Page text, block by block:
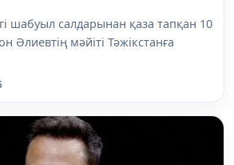
шабуыл салдарынан қаза тапқан 10
Әлиевтің мәйіті Тәжікстанға